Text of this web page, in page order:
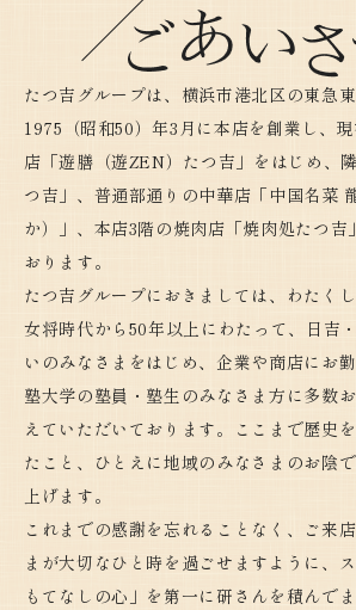
たつ吉グループは、横浜市港北区の東急
1975（昭和50）年3月に本店を創業し、
店「遊膳（遊ZEN）たつ吉」をはじめ、
つ吉」、普通部通りの中華店「中国名菜
か）」、本店3階の焼肉店「焼肉処たつ吉
おります。
たつ吉グループにおきましては、わたく
女将時代から50年以上にわたって、日吉
いのみなさまをはじめ、企業や商店にお
塾大学の塾員・塾生のみなさま方に多数
えていただいております。ここまで歴史
たこと、ひとえに地域のみなさまのお陰
上げます。
これまでの感謝を忘れることなく、ご来
まが大切なひと時を過ごせますように、
もてなしの心」を第一に研さんを積んでま